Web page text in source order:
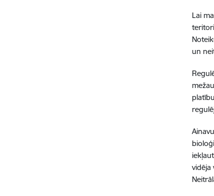
Lai
un
vidēja